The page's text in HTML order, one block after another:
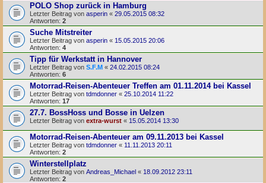
POLO Shop zurück in Hamburg
Letzter Beitrag von asperin « 29.05.2015 08:32
Antworten: 2
Suche Mitstreiter
Letzter Beitrag von asperin « 15.05.2015 20:06
Antworten: 4
Tipp für Werkstatt in Hannover
Letzter Beitrag von S.F.M « 24.02.2015 08:24
Antworten: 6
Motorrad-Reisen-Abenteuer Treffen am 01.11.2014 bei Kassel
Letzter Beitrag von tdmdonner « 25.10.2014 11:22
Antworten: 17
27.7. BossHoss und Bosse in Uelzen
Letzter Beitrag von extra-wurst « 15.05.2014 13:30
Motorrad-Reisen-Abenteuer am 09.11.2013 bei Kassel
Letzter Beitrag von tdmdonner « 11.11.2013 20:11
Antworten: 2
Winterstellplatz
Letzter Beitrag von Andreas_Michael « 18.09.2012 23:11
Antworten: 2